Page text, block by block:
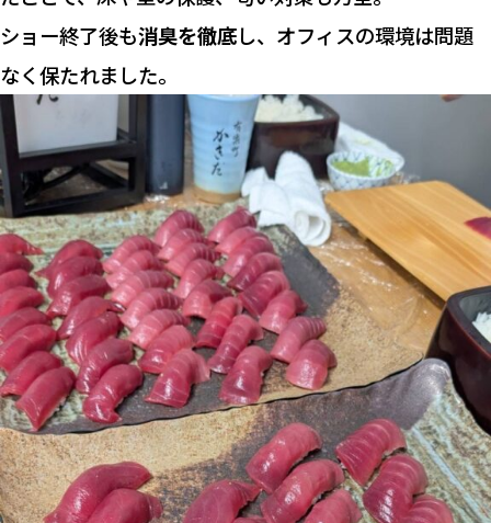
ショー終了後も消臭を徹底し、オフィスの環境は問題
なく保たれました。